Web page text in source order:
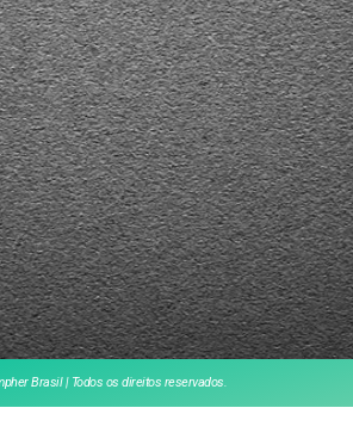
Brasil | Todos os direitos reservados.